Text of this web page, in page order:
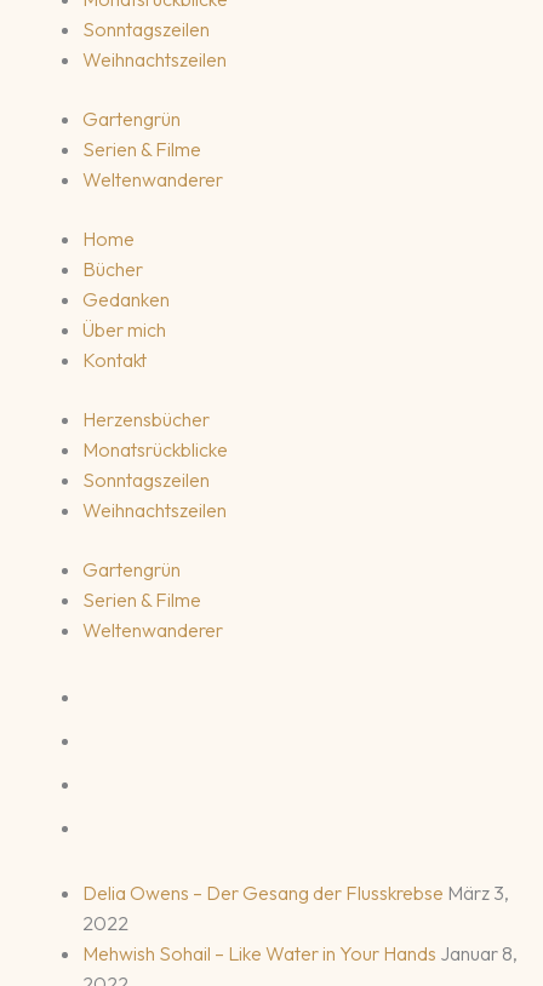
Sonntagszeilen
Weihnachtszeilen
Gartengrün
Serien & Filme
Weltenwanderer
Home
Bücher
Gedanken
Über mich
Kontakt
Herzensbücher
Monatsrückblicke
Sonntagszeilen
Weihnachtszeilen
Gartengrün
Serien & Filme
Weltenwanderer
Delia Owens – Der Gesang der Flusskrebse März 3,
2022
Mehwish Sohail – Like Water in Your Hands Januar 8,